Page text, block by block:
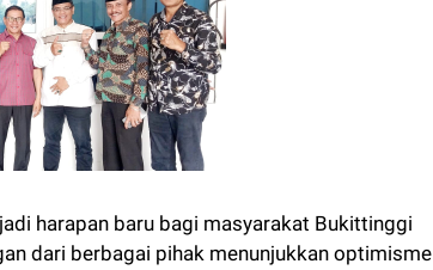
harapan baru bagi masyarakat Bukittinggi
dari berbagai pihak menunjukkan optimisme